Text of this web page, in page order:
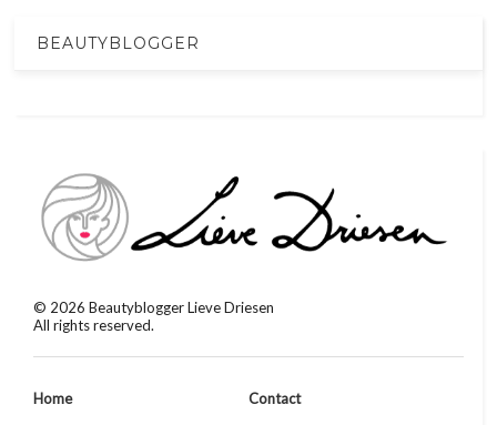
BEAUTYBLOGGER
© 2026 Beautyblogger Lieve Driesen
All rights reserved.
Home Contact